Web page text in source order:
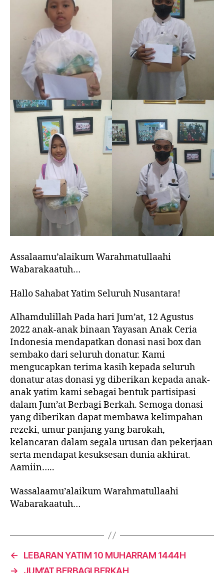
Assalaamu’alaikum Warahmatullaahi
Wabarakaatuh…
Hallo Sahabat Yatim Seluruh Nusantara!
Alhamdulillah Pada hari Jum’at, 12 Agustus
2022 anak-anak binaan Yayasan Anak Ceria
Indonesia mendapatkan donasi nasi box dan
sembako dari seluruh donatur. Kami
mengucapkan terima kasih kepada seluruh
donatur atas donasi yg diberikan kepada anak-
anak yatim kami sebagai bentuk partisipasi
dalam Jum’at Berbagi Berkah. Semoga donasi
yang diberikan dapat membawa kelimpahan
rezeki, umur panjang yang barokah,
kelancaran dalam segala urusan dan pekerjaan
serta mendapat kesuksesan dunia akhirat.
Aamiin…..
Wassalaamu’alaikum Warahmatullaahi
Wabarakaatuh…
←
LEBARAN YATIM 10 MUHARRAM 1444H
→
JUM’AT BERBAGI BERKAH